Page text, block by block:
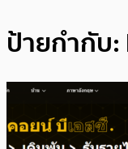
ป้ายกำกับ: